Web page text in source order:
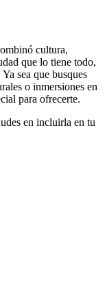
cultura,
que lo tiene todo,
sea que busques
o inmersiones en
para ofrecerte.
en incluirla en tu